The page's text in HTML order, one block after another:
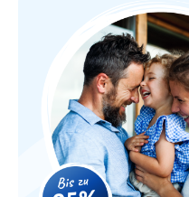
Ein herzliches
Christa Berg für
Gastfreundschaft und
vielen wertvollen
schönen Orte es wert sind,
werden. Nicht zu
Köstlichkeiten. GRAZIE
Sehr gerne komme ich